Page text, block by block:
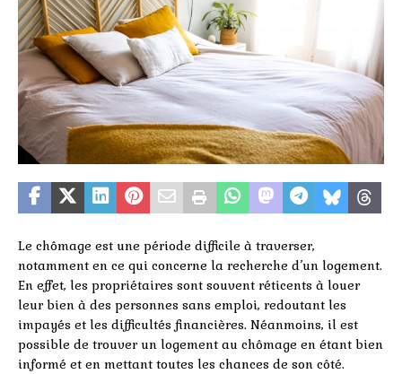
Le chômage est une période difficile à traverser,
notamment en ce qui concerne la recherche d’un logement.
En effet, les propriétaires sont souvent réticents à louer
leur bien à des personnes sans emploi, redoutant les
impayés et les difficultés financières. Néanmoins, il est
possible de trouver un logement au chômage en étant bien
informé et en mettant toutes les chances de son côté.